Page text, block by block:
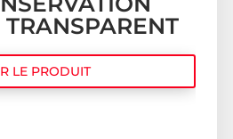
LE PRODUIT